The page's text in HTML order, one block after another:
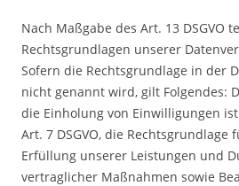
Nach Maßgabe des Art. 13 DSGVO
Rechtsgrundlagen unserer
Sofern die Rechtsgrundlage in der
nicht genannt wird, gilt Folgendes:
die Einholung von Einwilligungen
Art. 7 DSGVO, die
Erfüllung unserer Leistungen und
vertraglicher Maßnahmen sowie